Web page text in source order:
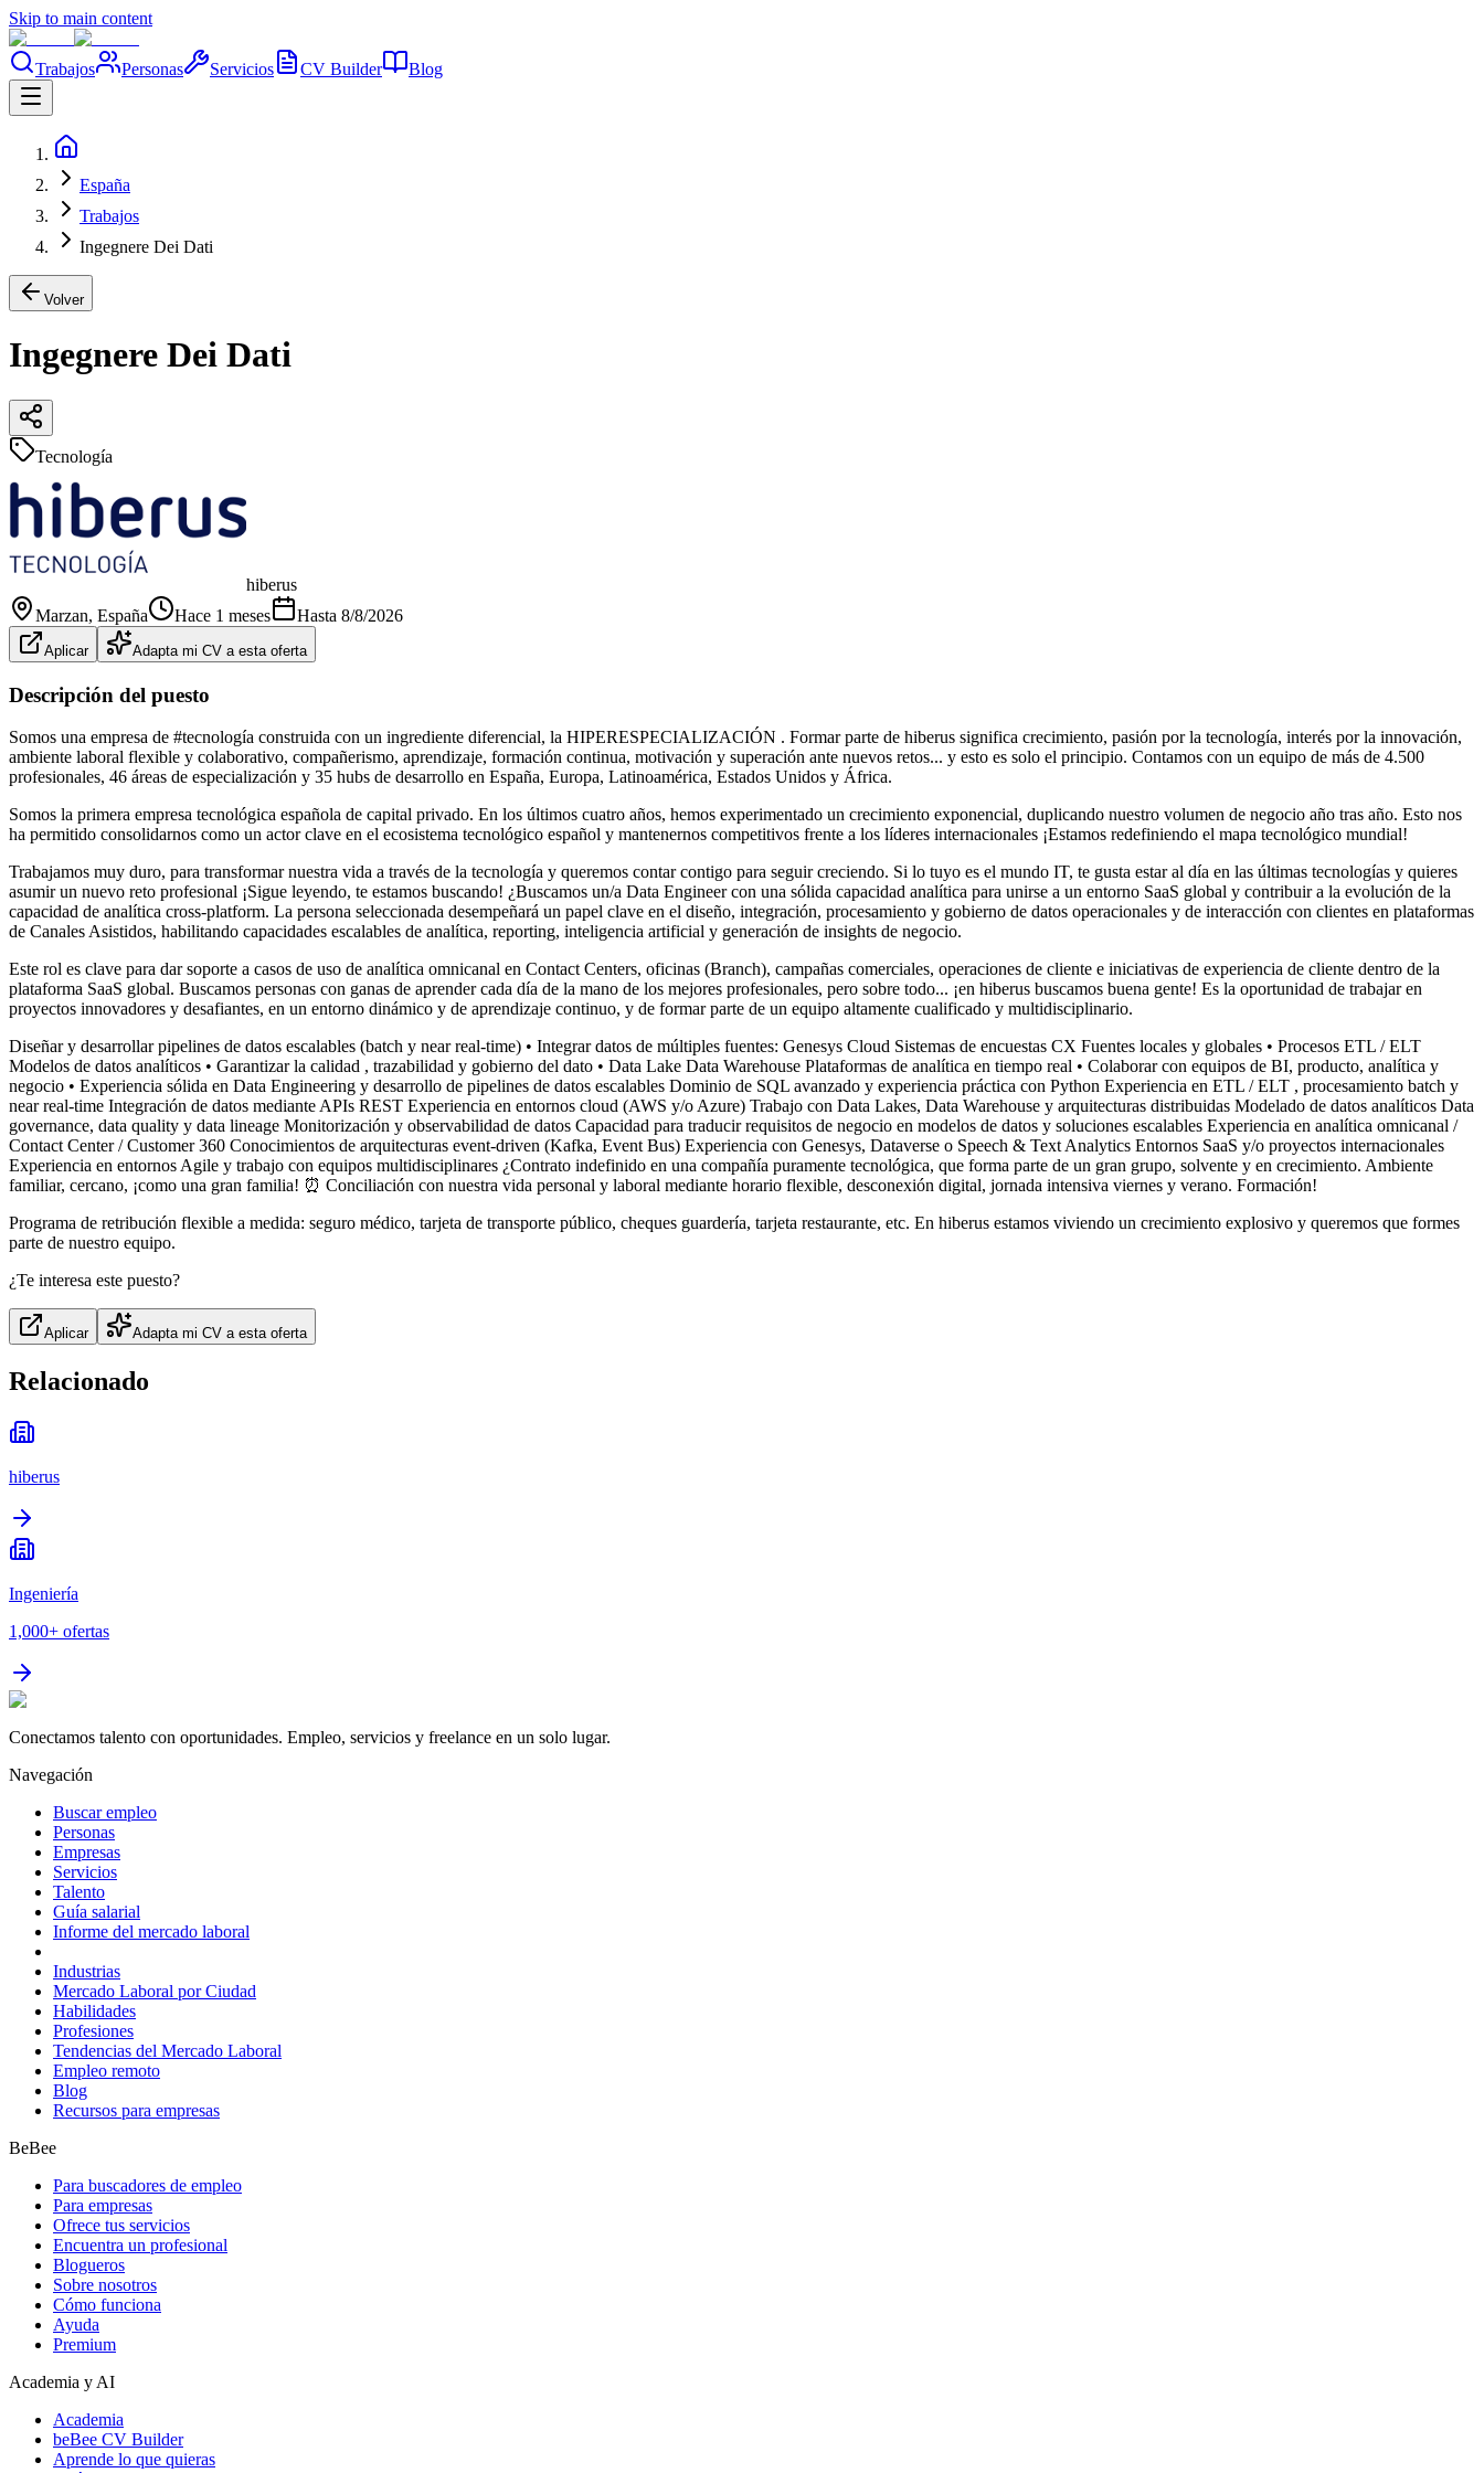
Skip to main content
Trabajos Personas Servicios CV Builder Blog
España
Trabajos
Ingegnere Dei Dati
Volver
Ingegnere Dei Dati
Tecnología
hiberus
Marzan, España Hace 1 meses Hasta 8/8/2026
Aplicar Adapta mi CV a esta oferta
Descripción del puesto
Somos una empresa de #tecnología construida con un ingrediente diferencial, la HIPERESPECIALIZACIÓN . Formar parte de hiberus significa crecimiento, pasión por la tecnología, interés por la innovación,
ambiente laboral flexible y colaborativo, compañerismo, aprendizaje, formación continua, motivación y superación ante nuevos retos... y esto es solo el principio. Contamos con un equipo de más de 4.500
profesionales, 46 áreas de especialización y 35 hubs de desarrollo en España, Europa, Latinoamérica, Estados Unidos y África.
Somos la primera empresa tecnológica española de capital privado. En los últimos cuatro años, hemos experimentado un crecimiento exponencial, duplicando nuestro volumen de negocio año tras año. Esto nos
ha permitido consolidarnos como un actor clave en el ecosistema tecnológico español y mantenernos competitivos frente a los líderes internacionales ¡Estamos redefiniendo el mapa tecnológico mundial!
Trabajamos muy duro, para transformar nuestra vida a través de la tecnología y queremos contar contigo para seguir creciendo. Si lo tuyo es el mundo IT, te gusta estar al día en las últimas tecnologías y quieres
asumir un nuevo reto profesional ¡Sigue leyendo, te estamos buscando! ¿Buscamos un/a Data Engineer con una sólida capacidad analítica para unirse a un entorno SaaS global y contribuir a la evolución de la
capacidad de analítica cross-platform. La persona seleccionada desempeñará un papel clave en el diseño, integración, procesamiento y gobierno de datos operacionales y de interacción con clientes en plataformas
de Canales Asistidos, habilitando capacidades escalables de analítica, reporting, inteligencia artificial y generación de insights de negocio.
Este rol es clave para dar soporte a casos de uso de analítica omnicanal en Contact Centers, oficinas (Branch), campañas comerciales, operaciones de cliente e iniciativas de experiencia de cliente dentro de la
plataforma SaaS global. Buscamos personas con ganas de aprender cada día de la mano de los mejores profesionales, pero sobre todo... ¡en hiberus buscamos buena gente! Es la oportunidad de trabajar en
proyectos innovadores y desafiantes, en un entorno dinámico y de aprendizaje continuo, y de formar parte de un equipo altamente cualificado y multidisciplinario.
Diseñar y desarrollar pipelines de datos escalables (batch y near real-time) • Integrar datos de múltiples fuentes: Genesys Cloud Sistemas de encuestas CX Fuentes locales y globales • Procesos ETL / ELT
Modelos de datos analíticos • Garantizar la calidad , trazabilidad y gobierno del dato • Data Lake Data Warehouse Plataformas de analítica en tiempo real • Colaborar con equipos de BI, producto, analítica y
negocio • Experiencia sólida en Data Engineering y desarrollo de pipelines de datos escalables Dominio de SQL avanzado y experiencia práctica con Python Experiencia en ETL / ELT , procesamiento batch y
near real-time Integración de datos mediante APIs REST Experiencia en entornos cloud (AWS y/o Azure) Trabajo con Data Lakes, Data Warehouse y arquitecturas distribuidas Modelado de datos analíticos Data
governance, data quality y data lineage Monitorización y observabilidad de datos Capacidad para traducir requisitos de negocio en modelos de datos y soluciones escalables Experiencia en analítica omnicanal /
Contact Center / Customer 360 Conocimientos de arquitecturas event-driven (Kafka, Event Bus) Experiencia con Genesys, Dataverse o Speech & Text Analytics Entornos SaaS y/o proyectos internacionales
Experiencia en entornos Agile y trabajo con equipos multidisciplinares ¿Contrato indefinido en una compañía puramente tecnológica, que forma parte de un gran grupo, solvente y en crecimiento. Ambiente
familiar, cercano, ¡como una gran familia! ⏰ Conciliación con nuestra vida personal y laboral mediante horario flexible, desconexión digital, jornada intensiva viernes y verano. Formación!
Programa de retribución flexible a medida: seguro médico, tarjeta de transporte público, cheques guardería, tarjeta restaurante, etc. En hiberus estamos viviendo un crecimiento explosivo y queremos que formes
parte de nuestro equipo.
¿Te interesa este puesto?
Aplicar Adapta mi CV a esta oferta
Relacionado
hiberus
Ingeniería
1,000+ ofertas
Conectamos talento con oportunidades. Empleo, servicios y freelance en un solo lugar.
Navegación
Buscar empleo
Personas
Empresas
Servicios
Talento
Guía salarial
Informe del mercado laboral
Industrias
Mercado Laboral por Ciudad
Habilidades
Profesiones
Tendencias del Mercado Laboral
Empleo remoto
Blog
Recursos para empresas
BeBee
Para buscadores de empleo
Para empresas
Ofrece tus servicios
Encuentra un profesional
Blogueros
Sobre nosotros
Cómo funciona
Ayuda
Premium
Academia y AI
Academia
beBee CV Builder
Aprende lo que quieras